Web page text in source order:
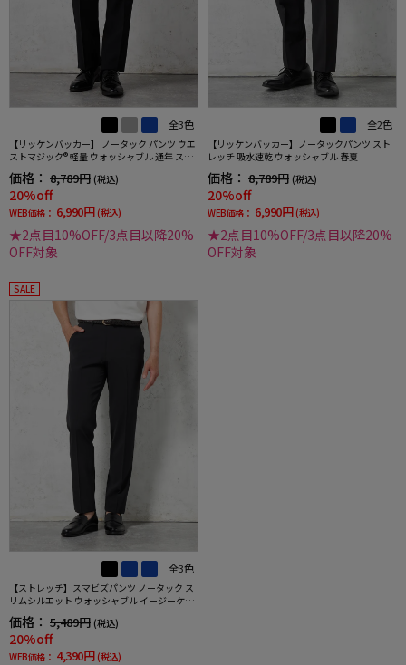
全3色
【リッケンバッカー】 ノータック パンツ ウエ
ストマジック® 軽量 ウォッシャブル 通年 スト
価格： 8,789円 (税込)
20%off
WEB価格： 6,990円 (税込)
★2点目10%OFF/3点目以降20%
OFF対象
全2色
【リッケンバッカー】ノータックパンツ スト
レッチ 吸水速乾 ウォッシャブル 春夏
価格： 8,789円 (税込)
20%off
WEB価格： 6,990円 (税込)
★2点目10%OFF/3点目以降20%
OFF対象
SALE
全3色
【ストレッチ】スマビズパンツ ノータック ス
リムシルエット ウォッシャブル イージーケア
価格： 5,489円 (税込)
20%off
WEB価格： 4,390円 (税込)